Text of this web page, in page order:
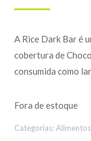
A Rice Dark Bar é
cobertura de
consumida como
Fora de estoque
Categorias: